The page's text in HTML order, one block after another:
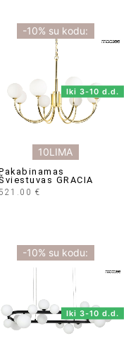
10LIMA
-10% su kodu:
Iki 3-10 d.d.
GRACIA
521.00 €
-10% su kodu:
Iki 3-10 d.d.